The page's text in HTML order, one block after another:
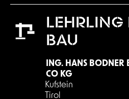
BAU
ING. HANS BODNER
CO KG
Kufstein
Tirol